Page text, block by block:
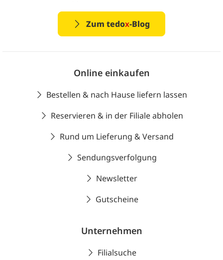
Zum tedox-Blog
Online einkaufen
Bestellen & nach Hause liefern lassen
Reservieren & in der Filiale abholen
Rund um Lieferung & Versand
Sendungsverfolgung
Newsletter
Gutscheine
Unternehmen
Filialsuche